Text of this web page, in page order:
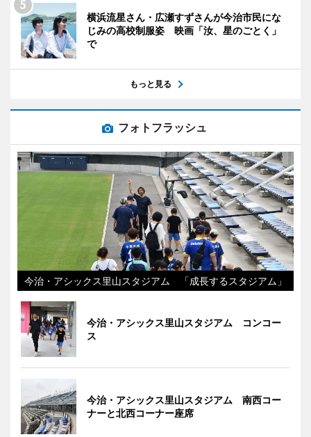
横浜流星さん・広瀬すずさんが今治市民にな
じみの高校制服姿 映画「汝、星のごとく」
で
もっと見る
フォトフラッシュ
今治・アシックス里山スタジアム 「成長するスタジアム」
今治・アシックス里山スタジアム コンコー
ス
今治・アシックス里山スタジアム 南西コー
ナーと北西コーナー座席